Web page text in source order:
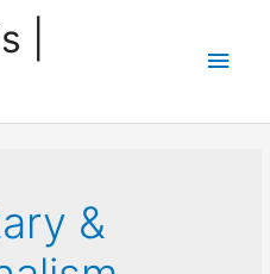
|
Main
&